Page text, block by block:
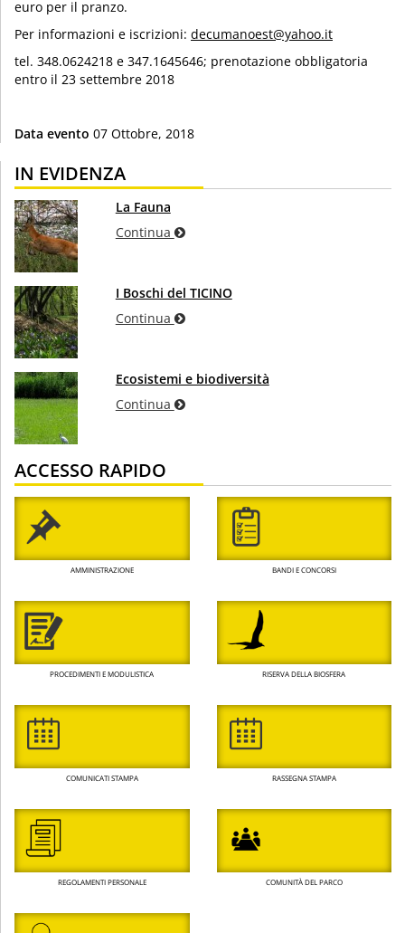
euro per il pranzo.
Per informazioni e iscrizioni: decumanoest@yahoo.it
tel. 348.0624218 e 347.1645646; prenotazione obbligatoria
entro il 23 settembre 2018
Data evento 07 Ottobre, 2018
IN EVIDENZA
La Fauna
Continua
I Boschi del TICINO
Continua
Ecosistemi e biodiversità
Continua
ACCESSO RAPIDO
AMMINISTRAZIONE BANDI E CONCORSI
PROCEDIMENTI E MODULISTICA RISERVA DELLA BIOSFERA
COMUNICATI STAMPA RASSEGNA STAMPA
REGOLAMENTI PERSONALE COMUNITÀ DEL PARCO